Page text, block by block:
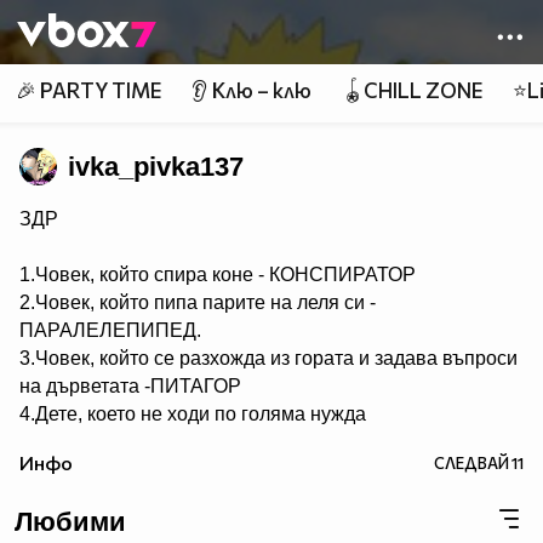
👾
🎉 PARTY TIME 👂 Клю – клю 🪀CHILL ZONE
ivka_pivka137
ЗДР
1.Човек, който спира коне - КОНСПИРАТОР
2.Човек, който пипа парите на леля си -
ПАРАЛЕЛЕПИПЕД.
3.Човек, който се разхожда из гората и задава въпроси
на дърветата -ПИТАГОР
4.Дете, което не ходи по голяма нужда
5.Хомосексуалист, който се изхожда по голяма нужда -
6.Човек, който ходи по голяма нужда по два пъти -
Инфо СЛЕДВАЙ11
Любими